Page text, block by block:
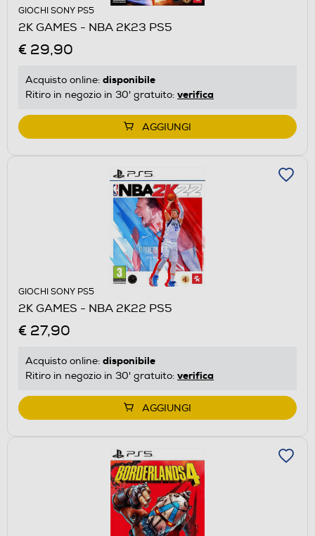
GIOCHI SONY PS5
2K GAMES - NBA 2K23 PS5
€ 29,90
Acquisto online: disponibile
Ritiro in negozio in 30' gratuito: verifica
AGGIUNGI
GIOCHI SONY PS5
2K GAMES - NBA 2K22 PS5
€ 27,90
Acquisto online: disponibile
Ritiro in negozio in 30' gratuito: verifica
AGGIUNGI